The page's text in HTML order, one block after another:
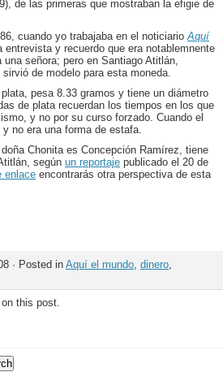
de las primeras que mostraban la efigie de
cuando yo trabajaba en el noticiarioAquí
entrevista y recuerdo que era notablemnente
señora; pero en Santiago Atitlán,
de modelo para esta moneda.
pesa 8.33 gramos y tiene un diámetro
de plata recuerdan los tiempos en los que
y no por su curso forzado. Cuando el
no era una forma de estafa.
Chonita es Concepción Ramírez, tiene
según un reportaje publicado el 20 de
enlace encontrarás otra perspectiva de esta
· Posted in Aquí el mundo, dinero,
this post.